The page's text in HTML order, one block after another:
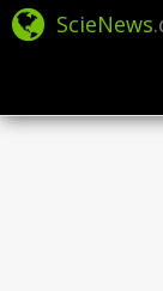
ScieNews